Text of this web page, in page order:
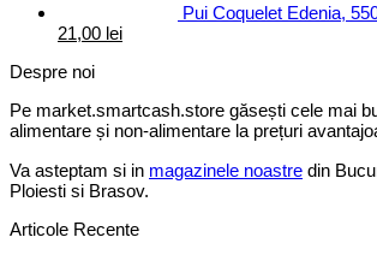
Pui Coquelet Edenia,
Prețul
a
22,40 lei.
21,00 leiPrețul
Despre noi
Pe market.smartcash.store găsești cele mai
alimentare și non-alimentare la prețuri
Va asteptam si in magazinele noastre din
Ploiesti si Brasov.
Articole Recente